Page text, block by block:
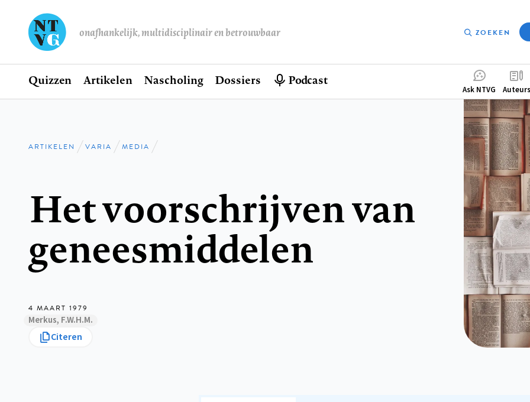
onafhankelijk, multidisciplinair en betrouwbaar ZOEKEN
Hoofdnavigatie
Home
Quizzen Artikelen Nascholing Dossiers Podcast
menu
Ask NTVG Auteurs
Kruimelpad
ARTIKELEN VARIA MEDIA
Het voorschrijven van
geneesmiddelen
4 MAART 1979
Merkus, F.W.H.M.
Citeren